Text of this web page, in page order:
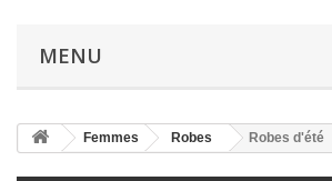
MENU
Femmes Robes Robes d'été